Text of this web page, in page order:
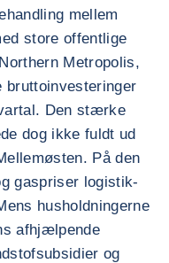
mellem
store offentlige
Metropolis,
bruttoinvesteringer
Den stærke
dog ikke fuldt ud
På den
gaspriser logistik-
husholdningerne
afhjælpende
og